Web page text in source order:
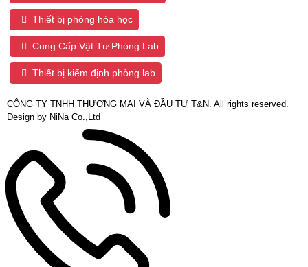
Thiết bị phòng hóa học
Cung Cấp Vật Tư Phòng Lab
Thiết bị kiểm định phòng lab
CÔNG TY TNHH THƯƠNG MẠI VÀ ĐẦU TƯ T&N. All rights reserved.
Design by NiNa Co.,Ltd